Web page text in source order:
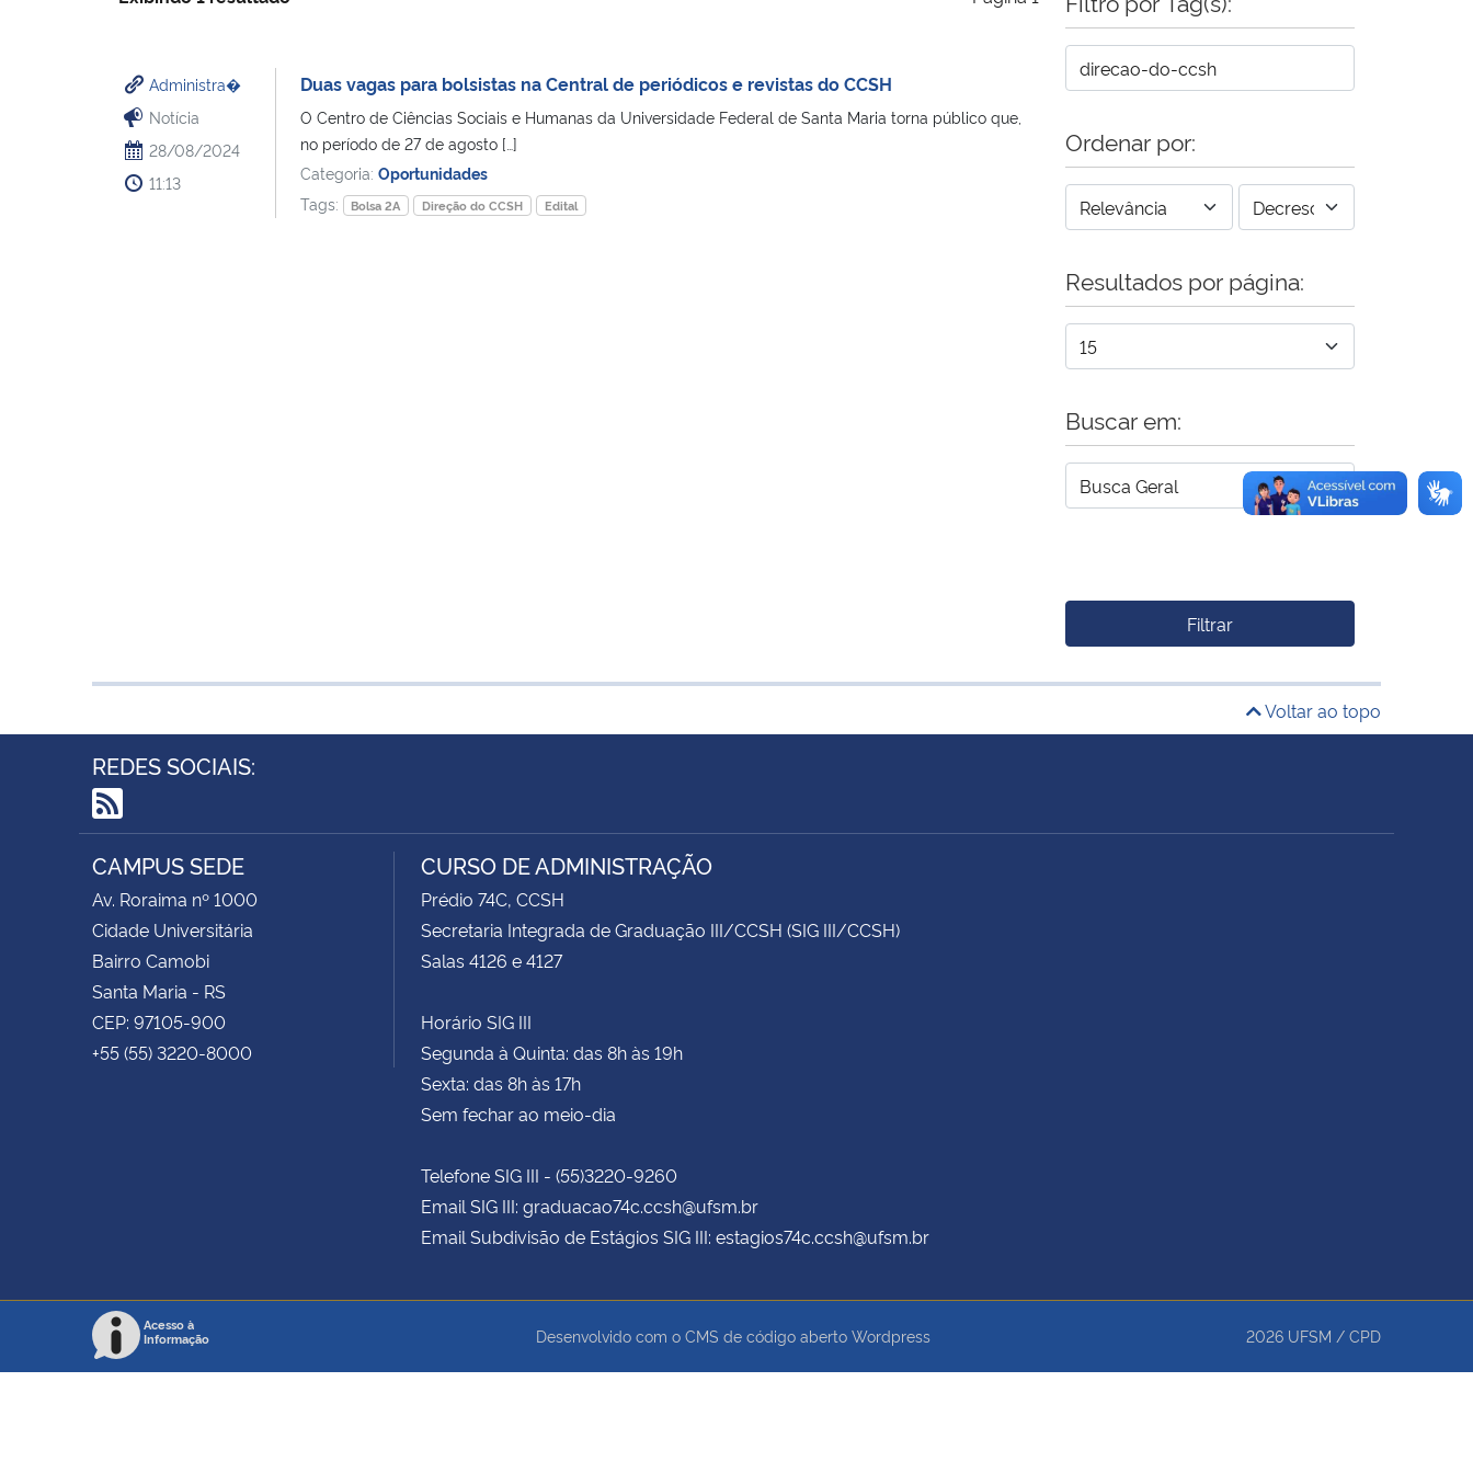
Administra�
Notícia
28/08/2024
11:13
Duas vagas para bolsistas na Central de periódicos e revistas do CCSH
O Centro de Ciências Sociais e Humanas da Universidade Federal de Santa Maria torna público que,
no período de 27 de agosto […]
Categoria: Oportunidades
Tags:
Bolsa 2A Direção do CCSH Edital
Ordenar por:
Resultados por página:
Buscar em:
Filtrar
Voltar ao topo
REDES SOCIAIS:
RSS
CAMPUS SEDE
Av. Roraima nº 1000
Cidade Universitária
Bairro Camobi
Santa Maria - RS
CEP: 97105-900
+55 (55) 3220-8000
CURSO DE ADMINISTRAÇÃO
Prédio 74C, CCSH
Secretaria Integrada de Graduação III/CCSH (SIG III/CCSH)
Salas 4126 e 4127
Horário SIG III
Segunda à Quinta: das 8h às 19h
Sexta: das 8h às 17h
Sem fechar ao meio-dia
Telefone SIG III - (55)3220-9260
Email SIG III: graduacao74c.ccsh@ufsm.br
Email Subdivisão de Estágios SIG III: estagios74c.ccsh@ufsm.br
Acesso à
Informação
Desenvolvido com o CMS de código aberto Wordpress 2026 UFSM / CPD